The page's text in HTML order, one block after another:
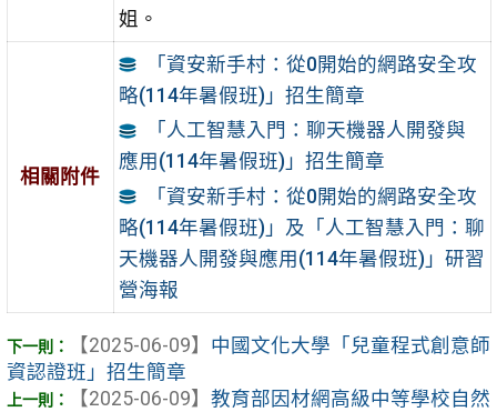
姐。
相關附件
「資安新手村：從0開始的網路安全攻
略(114年暑假班)」招生簡章
「人工智慧入門：聊天機器人開發與
應用(114年暑假班)」招生簡章
「資安新手村：從0開始的網路安全攻
略(114年暑假班)」及「人工智慧入門：聊
天機器人開發與應用(114年暑假班)」研習
營海報
【2025-06-09】 中國文化大學「兒童程式創意師
資認證班」招生簡章
【2025-06-09】 教育部因材網高級中等學校自然